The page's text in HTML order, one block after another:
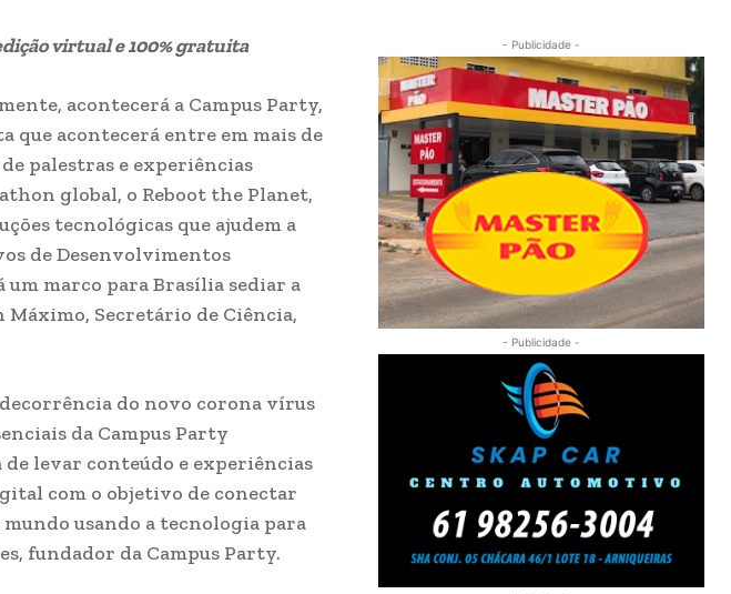
virtual e 100% gratuita
acontecerá a Campus Party,
acontecerá entre em mais de
palestras e experiências
global, o Reboot the Planet,
tecnológicas que ajudem a
de Desenvolvimentos
um marco para Brasília sediar a
Secretário de Ciência,
do novo corona vírus
da Campus Party
de levar conteúdo e experiências
com o objetivo de conectar
usando a tecnologia para
fundador da Campus Party.
- Publicidade -
- Publicidade -